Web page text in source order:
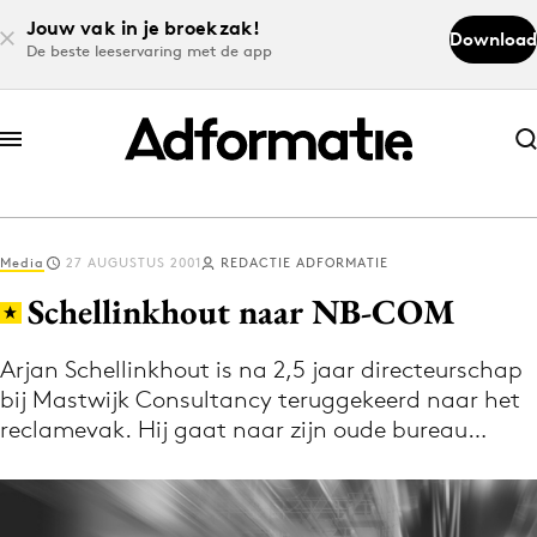
Jouw vak in je broekzak!
De beste leeservaring met de app
Download
Abonneer nu
Abonneer nu
Log in
Download de app
Volg het laatste nieuws via de Adformatie
Nieuws app
Media 27 AUGUSTUS 2001 REDACTIE ADFORMATIE
Schellinkhout naar NB-COM
Arjan Schellinkhout is na 2,5 jaar directeurschap
bij Mastwijk Consultancy teruggekeerd naar het
reclamevak. Hij gaat naar zijn oude bureau…